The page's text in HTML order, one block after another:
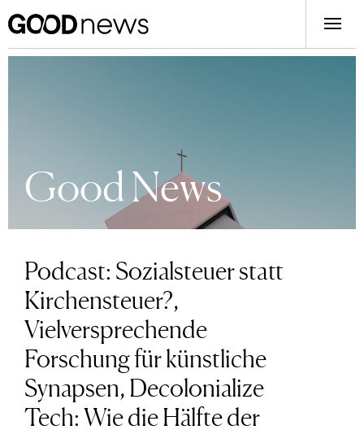
Good News
Podcast: Sozialsteuer statt
Kirchensteuer?,
Vielversprechende
Forschung für künstliche
Synapsen, Decolonialize
Tech: Wie die Hälfte der